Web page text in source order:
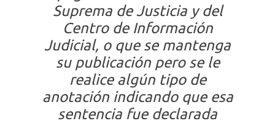
Suprema de Justicia y del
Centro de Información
Judicial, o que se mantenga
su publicación pero se le
realice algún tipo de
anotación indicando que esa
sentencia fue declarada